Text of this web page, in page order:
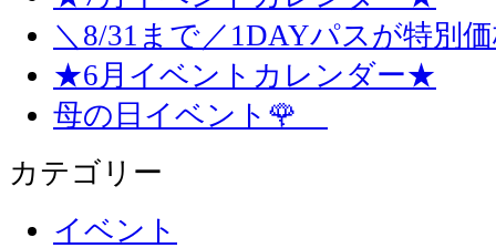
＼8/31まで／1DAYパスが特別
★6月イベントカレンダー★
母の日イベント🌹
カテゴリー
イベント